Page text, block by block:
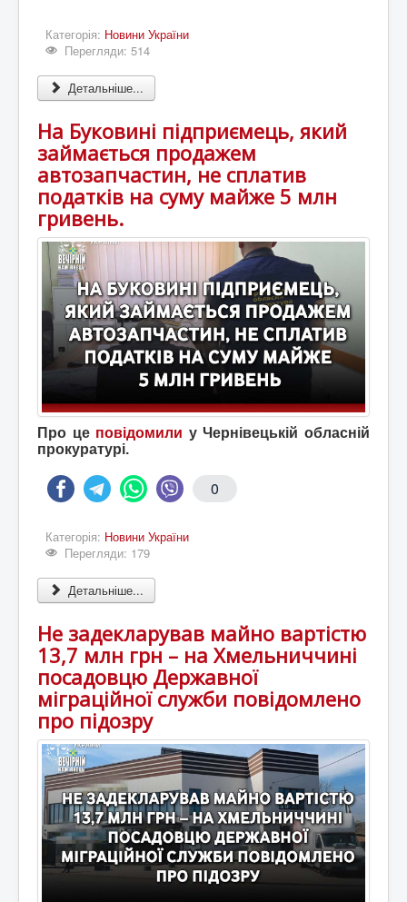
Категорія: Новини України
Перегляди: 514
Детальніше...
На Буковині підприємець, який
займається продажем
автозапчастин, не сплатив
податків на суму майже 5 млн
гривень.
Про це повідомили у Чернівецькій обласній
прокуратурі.
0
Категорія: Новини України
Перегляди: 179
Детальніше...
Не задекларував майно вартістю
13,7 млн грн – на Хмельниччині
посадовцю Державної
міграційної служби повідомлено
про підозру